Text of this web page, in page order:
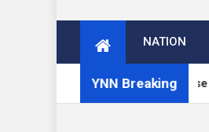
NATION
YNN Breaking
WordPress 7.0.3 release